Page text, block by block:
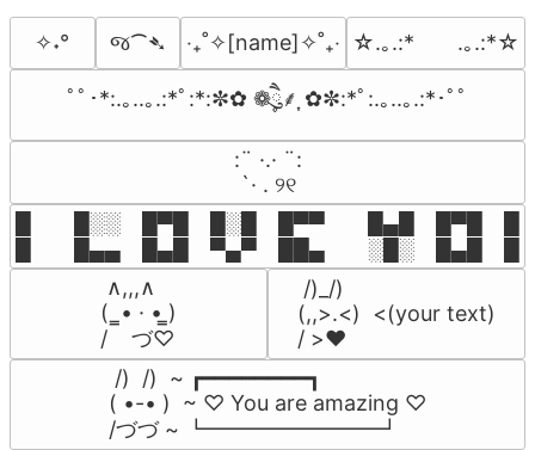
✧˖° જ⁀➴ ‎‧₊˚✧[name]✧˚₊‧ ☆.｡.:*　　.｡.:*☆
ﾟﾟ･*:.｡..｡.:*ﾟ:*:✼✿ ❁ཻུ۪۪⸙͎ ✿✼:*ﾟ:.｡..｡.:*･ﾟﾟ
⠀:¨ ·.· ¨:⠀
⠀ `· . ୨୧⠀
█  █░░ █▀█ █░█ █▀▀  █▄█ █▀█
█  █▄▄ █▄█ ▀▄▀ ██▄  ░█░ █▄█
∧,,,∧
(  ̳• · • ̳)
/    づ♡
/)_/)
(,,>.<)  <(your text)
/ >❤️
/)  /)  ~ ┏━━━━━━━━┓
( •-• )  ~ ♡ You are amazing ♡
/づづ ~ ┗━━━━━━━━┛